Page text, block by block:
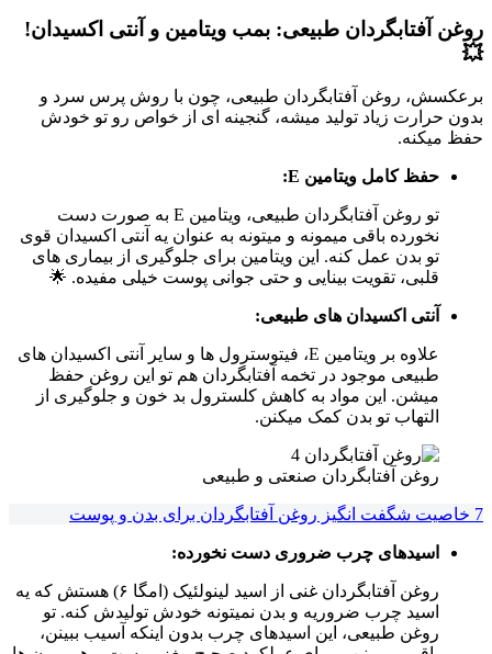
روغن آفتابگردان طبیعی: بمب ویتامین و آنتی اکسیدان!
💥
برعکسش، روغن آفتابگردان طبیعی، چون با روش پرس سرد و
بدون حرارت زیاد تولید میشه، گنجینه ای از خواص رو تو خودش
حفظ میکنه.
حفظ کامل ویتامین E:
تو روغن آفتابگردان طبیعی، ویتامین E به صورت دست
نخورده باقی میمونه و میتونه به عنوان یه آنتی اکسیدان قوی
تو بدن عمل کنه. این ویتامین برای جلوگیری از بیماری های
قلبی، تقویت بینایی و حتی جوانی پوست خیلی مفیده. 🌟
آنتی اکسیدان های طبیعی:
علاوه بر ویتامین E، فیتوسترول ها و سایر آنتی اکسیدان های
طبیعی موجود در تخمه آفتابگردان هم تو این روغن حفظ
میشن. این مواد به کاهش کلسترول بد خون و جلوگیری از
التهاب تو بدن کمک میکنن.
روغن آفتابگردان صنعتی و طبیعی
7 خاصیت شگفت انگیز روغن آفتابگردان برای بدن و پوست
اسیدهای چرب ضروری دست نخورده:
روغن آفتابگردان غنی از اسید لینولئیک (امگا ۶) هستش که یه
اسید چرب ضروریه و بدن نمیتونه خودش تولیدش کنه. تو
روغن طبیعی، این اسیدهای چرب بدون اینکه آسیب ببینن،